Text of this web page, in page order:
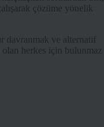
çözüme yönelik
davranmak ve alternatif
olan herkes için bulunmaz